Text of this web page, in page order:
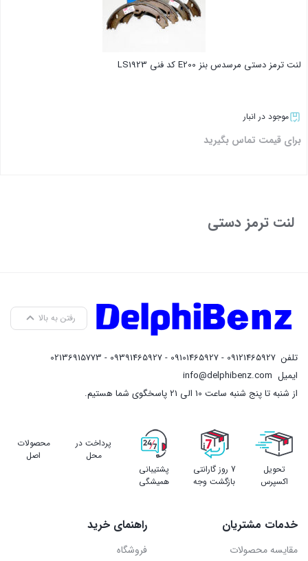
لنت ترمز دستی مرسدس بنز E200 کد فنی LS1923
موجود در انبار
برای قیمت تماس بگیرید
لنت ترمز دستی
رفتن به بالا
تلفن 09121465927 - 09101465927 - 09391465927 - 02136915773
ایمیل info@delphibenz.com
از شنبه تا پنج شنبه ساعت 10 الی 21 پاسخگوی شما هستیم.
تحویل
اکسپرس
7 روز گارانتی
بازگشت وجه
پشتیبانی
همیشگی
پرداخت در
محل
محصولات
اصل
خدمات مشتریان
مقایسه محصولات
راهنمای خرید
فروشگاه